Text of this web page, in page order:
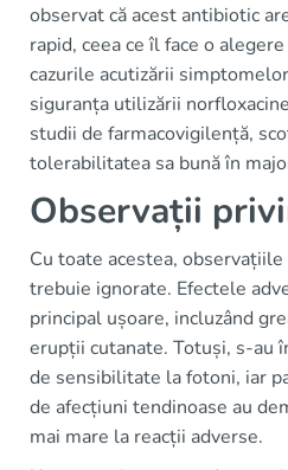
observat că acest antibiotic
rapid, ceea ce îl face o
cazurile acutizării
siguranța utilizării
studii de farmacovigilență,
tolerabilitatea sa bună în
Observații
Cu toate acestea,
trebuie ignorate. Efectele
principal ușoare, incluzând
erupții cutanate. Totuși, s-au
de sensibilitate la fotoni, iar
de afecțiuni tendinoase au
mai mare la reacții adverse.